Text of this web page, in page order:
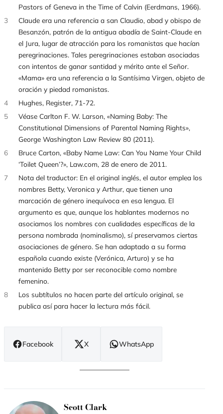
Pastors of Geneva in the Time of Calvin (Eerdmans, 1966).
3
Claude era una referencia a san Claudio, abad y obispo de
Besanzón, patrón de la antigua abadía de Saint-Claude en
el Jura, lugar de atracción para los romanistas que hacían
peregrinaciones. Tales peregrinaciones estaban asociadas
con intentos de ganar santidad y mérito ante el Señor.
«Mama» era una referencia a la Santísima Virgen, objeto de
oración y piedad romanistas.
4
Hughes, Register, 71-72.
5
Véase Carlton F. W. Larson, «Naming Baby: The
Constitutional Dimensions of Parental Naming Rights»,
George Washington Law Review 80 (2011).
6
Bruce Carton, «Baby Name Law: Can You Name Your Child
‘Toilet Queen’?», Law.com, 28 de enero de 2011.
7
Nota del traductor: En el original inglés, el autor emplea los
nombres Betty, Veronica y Arthur, que tienen una
marcación de género inequívoca en esa lengua. El
argumento es que, aunque los hablantes modernos no
asociamos los nombres con cualidades específicas de la
persona nombrada (nominalismo), sí preservamos ciertas
asociaciones de género. Se han adaptado a su forma
española cuando existe (Verónica, Arturo) y se ha
mantenido Betty por ser reconocible como nombre
femenino.
8
Los subtítulos no hacen parte del artículo original, se
publica así para hacer la lectura más fácil.
Facebook
(se
X
(se
en
WhatsApp
(se
Scott Clark